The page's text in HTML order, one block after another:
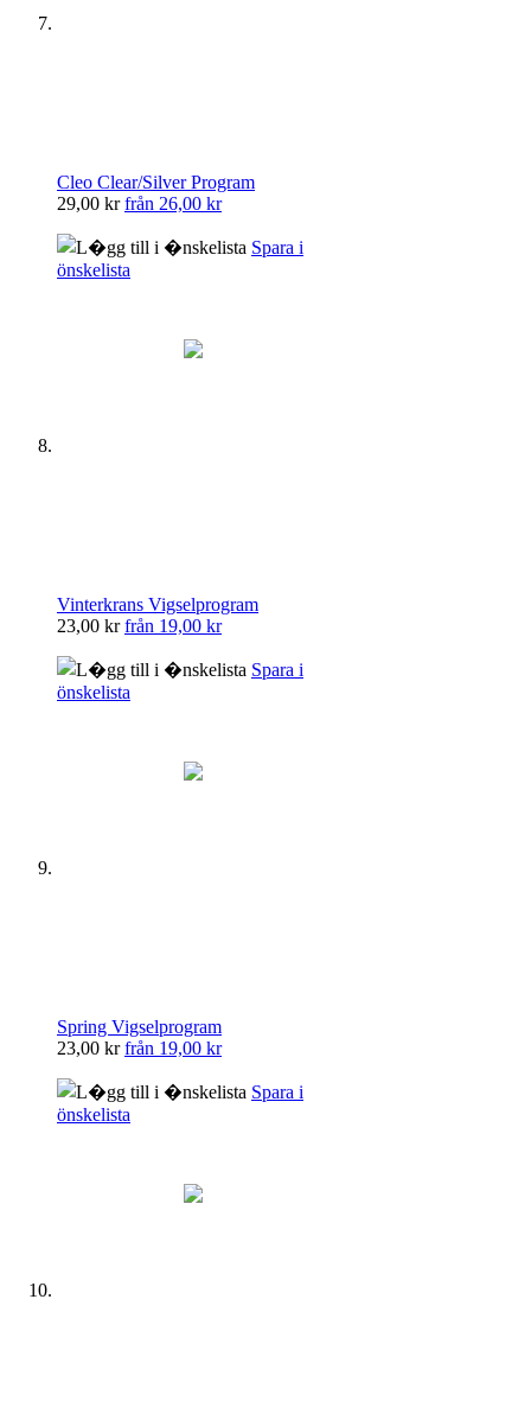
Cleo Clear/Silver Program
29,00 kr från 26,00 kr
Spara i
önskelista
Vinterkrans Vigselprogram
23,00 kr från 19,00 kr
Spara i
önskelista
Spring Vigselprogram
23,00 kr från 19,00 kr
Spara i
önskelista